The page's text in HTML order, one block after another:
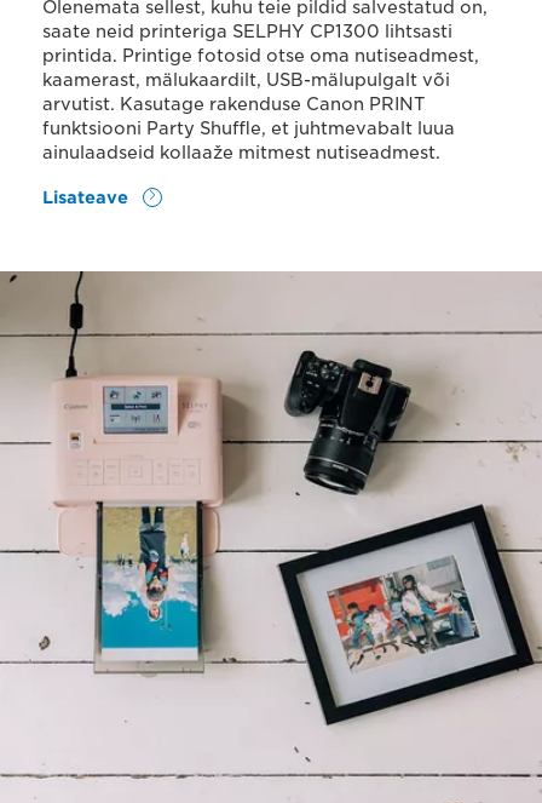
Olenemata sellest, kuhu teie pildid salvestatud on,
saate neid printeriga SELPHY CP1300 lihtsasti
printida. Printige fotosid otse oma nutiseadmest,
kaamerast, mälukaardilt, USB-mälupulgalt või
arvutist. Kasutage rakenduse Canon PRINT
funktsiooni Party Shuffle, et juhtmevabalt luua
ainulaadseid kollaaže mitmest nutiseadmest.
Lisateave